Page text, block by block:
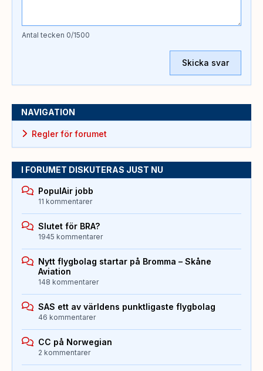
Antal tecken 0/1500
Skicka svar
NAVIGATION
Regler för forumet
I FORUMET DISKUTERAS JUST NU
PopulAir jobb
11 kommentarer
Slutet för BRA?
1945 kommentarer
Nytt flygbolag startar på Bromma – Skåne
Aviation
148 kommentarer
SAS ett av världens punktligaste flygbolag
46 kommentarer
CC på Norwegian
2 kommentarer